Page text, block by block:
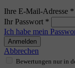
Ihre E-Mail-Adresse *
Ihr Passwort *
Ich habe mein
Anmelden
Abbrechen
Bewertungen nur in